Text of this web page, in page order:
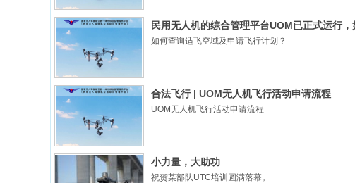
民用无人机的综合管理平台UOM已正式运行
如何查询适飞空域及申请飞行计划？
合法飞行 | UOM无人机飞行活动申请流程
UOM无人机飞行活动申请流程
小力量，大助功
祝贺某部队UTC培训圆满落幕。